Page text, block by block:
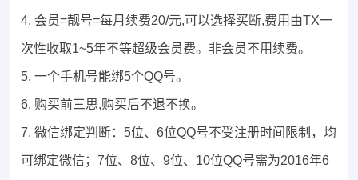
4. 会员=靓号=每月续费20/元,可以选择买断,费用由TX一
次性收取1~5年不等超级会员费。非会员不用续费。
5. 一个手机号能绑5个QQ号。
6. 购买前三思,购买后不退不换。
7. 微信绑定判断：5位、6位QQ号不受注册时间限制，均
可绑定微信；7位、8位、9位、10位QQ号需为2016年6